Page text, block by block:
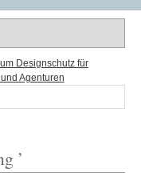
’